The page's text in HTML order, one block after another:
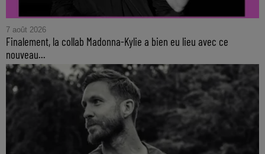
7 août 2026
Finalement, la collab Madonna-Kylie a bien eu lieu avec ce
nouveau...